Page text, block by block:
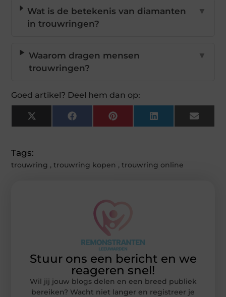
Wat is de betekenis van diamanten
in trouwringen?
▼
Waarom dragen mensen
trouwringen?
▼
Goed artikel? Deel hem dan op:
X
(Twitter)
FacebookPinterestLinkedInEmail
Tags:
trouwring ,trouwring kopen ,trouwring online
Stuur ons een bericht en we
reageren snel!
Wil jij jouw blogs delen en een breed publiek
bereiken? Wacht niet langer en registreer je